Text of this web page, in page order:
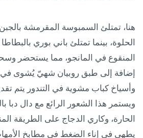
هنا، تمتلئ السمبوسة المقرمشة
الحلوة، بينما تمتلئ باني بوري بالبطاطا
المنقوع في المانجو، مما يستحضر
إضافة إلى طبق روبيان شهيّ يُشوى في
وأسياخ كباب مشوية في التندور يتم
ويستمر هذا الشعور الرائع مع دال دبا
الحارة، وكاري الدجاج على الطريقة
يطهى في إناء الضغط في مطابخ